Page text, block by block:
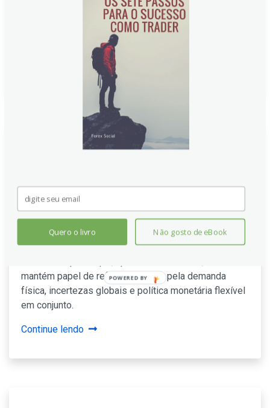
e expectativas do Fed moldaram o sentimento,
reavivando preocupações sobre o status de porto
seguro e privilégio de moeda de reserva do dólar.
Ouro: fim da sequência recorde
Rabobank
O ouro encerrou uma sequência de recordes que
durava semanas, interrompida por alta do dólar,
reajustes de taxa de juros e lucros realizados. O
mantém papel de refúgio, apoiado pela demanda
física, incertezas globais e política monetária flexível
em conjunto.
Continue lendo
Quero o livro Não gosto de eBook
POWERED BY